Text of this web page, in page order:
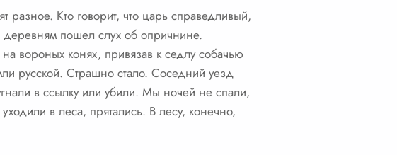
Кто говорит, что царь справедливый,
деревням пошел слух об опричнине.
вороных конях, привязав к седлу собачью
русской. Страшно стало. Соседний уезд
в ссылку или убили. Мы ночей не спали,
в леса, прятались. В лесу, конечно,